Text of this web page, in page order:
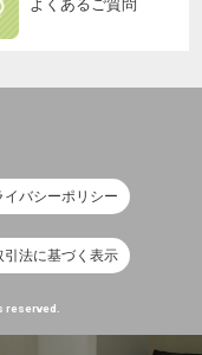
よくあるご質問
イバシーポリシー
引法に基づく表示